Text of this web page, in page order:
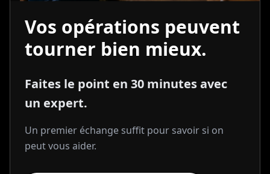
Vos opérations peuvent
tourner bien mieux.
Faites le point en 30 minutes avec
un expert.
Un premier échange suffit pour savoir si on
peut vous aider.